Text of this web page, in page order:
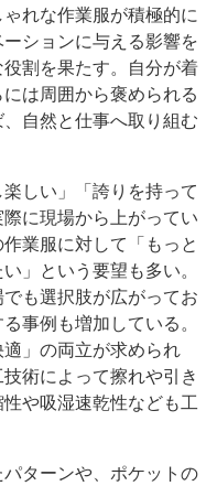
れな作業服が積極的に
ションに与える影響を
割を果たす。自分が着
は周囲から褒められる
自然と仕事へ取り組む
しい」「誇りを持って
に現場から上がってい
業服に対して「もっと
」という要望も多い。
も選択肢が広がってお
事例も増加している。
」の両立が求められ
術によって擦れや引き
や吸湿速乾性なども工
ターンや、ポケットの